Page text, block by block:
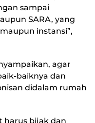
sampai
SARA, yang
instansi”,
agar
baiknya dan
didalam rumah
harus bijak dan